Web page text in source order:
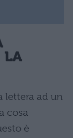
LA
lettera ad un
cosa
è